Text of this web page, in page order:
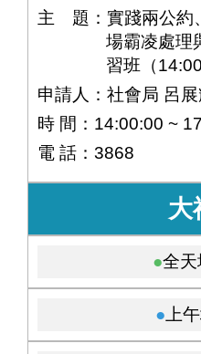
主 題：實踐兩公約
場霸凌處理
習班（
申請人：社會局 呂
時 間：14:00:00 ~
電 話：3868
大
全
上